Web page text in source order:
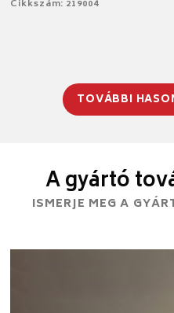
Cikkszám: 219004
TOVÁBBI
A gyártó
ISMERJE MEG A